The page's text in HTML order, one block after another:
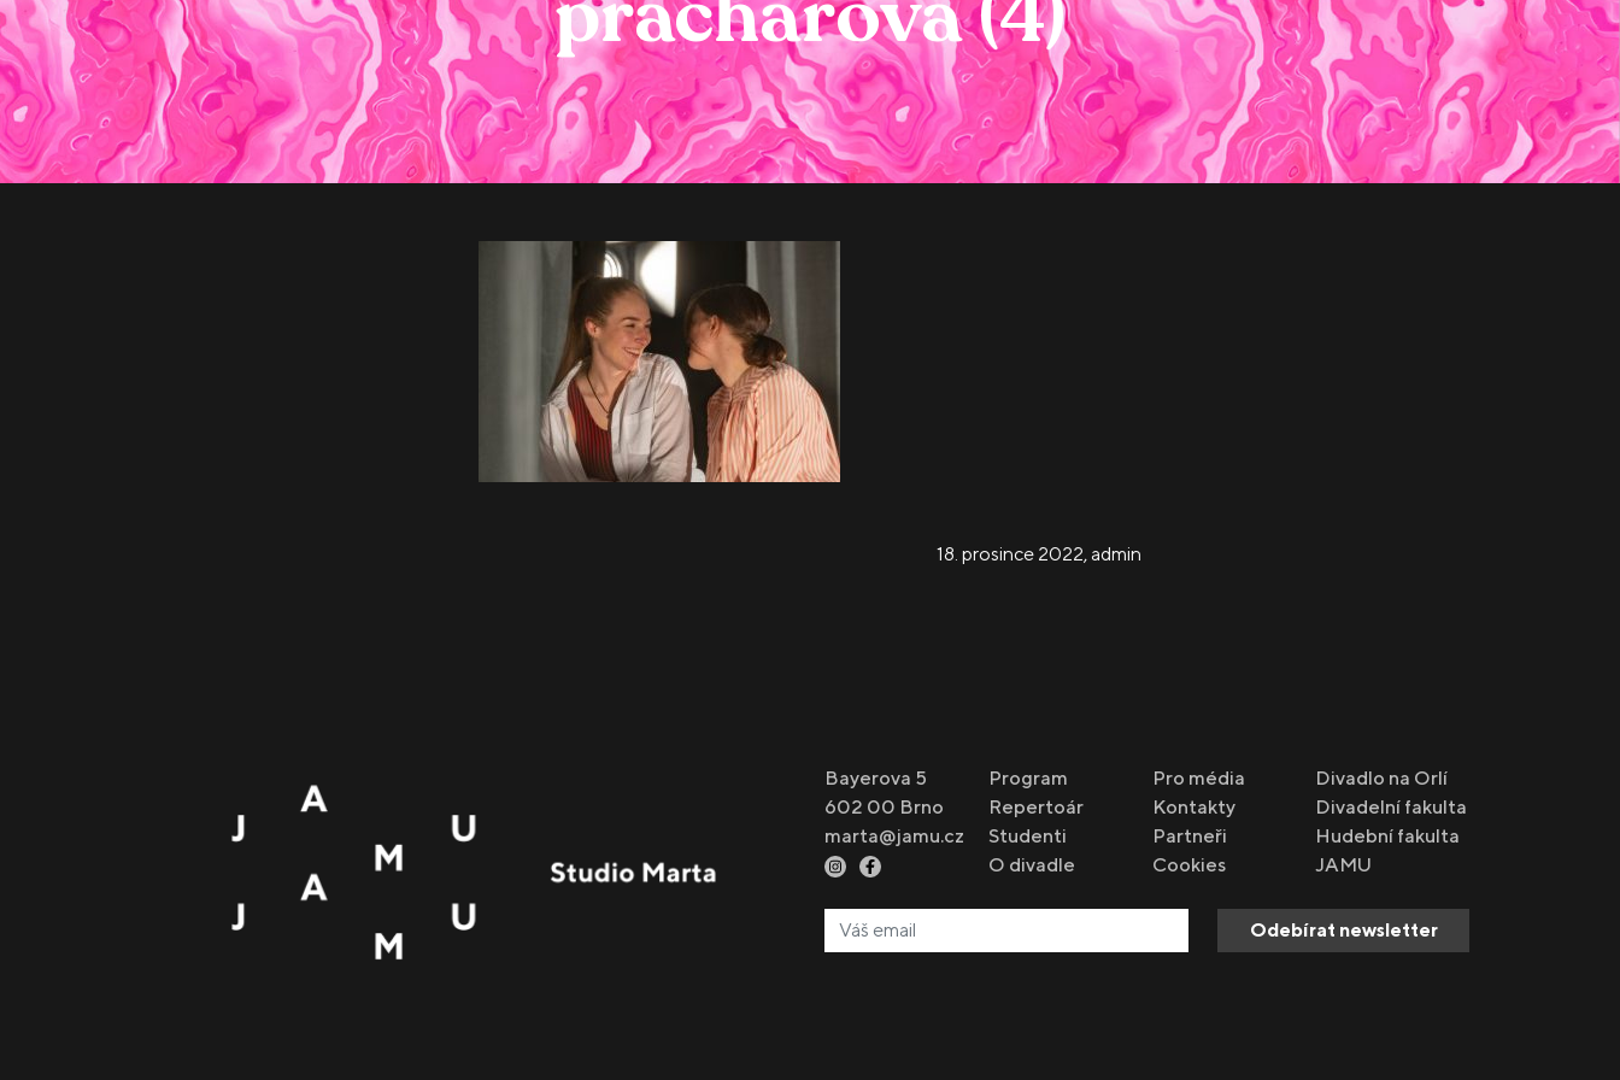
18. prosince 2022, admin
Bayerova 5
602 00 Brno
marta@jamu.cz
Program
Repertoár
Studenti
O divadle
Pro média
Kontakty
Partneři
Cookies
Divadlo na Orlí
Divadelní fakulta
Hudební fakulta
JAMU